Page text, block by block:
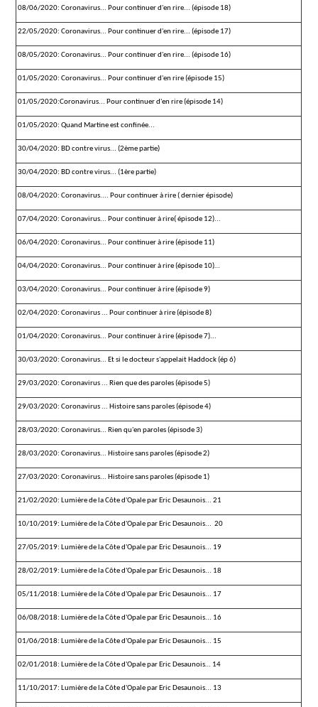
08/06/2020: Coronavirus... Pour continuer d'en rire... (épisode 18)
22/05/2020: Coronavirus... Pour continuer d'en rire... (épisode 17)
08/05/2020: Coronavirus... Pour continuer d'en rire... (épisode 16)
01/05/2020: Coronavirus... Pour continuer d'en rire (épisode 15)
01/05/2020:Coronavirus... Pour continuer d'en rire (épisode 14)
01/05/2020: Quand Martine est confinée...
30/04/2020: BD contre virus... (2ème partie)
30/04/2020: BD contre virus... (1ère partie)
08/04/2020: Coronavirus.... Pour continuer à rire ( dernier épisode)
07/04/2020: Coronavirus... Pour continuer à rire( épisode 12)...
06/04/2020: Coronavirus... Pour continuer à rire (épisode 11)
04/04/2020: Coronavirus... Pour continuer à rire (épisode 10)…
03/04/2020: Coronavirus... Pour continuer à rire (épisode 9)
02/04/2020: Coronavirus ... Pour continuer à rire (épisode 8)
01/04/2020: Coronavirus... Pour continuer à rire (épisode 7)...
30/03/2020: Coronavirus... Et si le docteur s'appelait Haddock (ép 6)
29/03/2020: Coronavirus ... Rien que des paroles (épisode 5)
29/03/2020: Coronavirus ... Histoire sans paroles (épisode 4)
28/03/2020: Coronavirus... Rien qu'en paroles (épisode 3)
28/03/2020: Coronavirus... Histoire sans paroles (épisode 2)
27/03/2020: Coronavirus... Histoire sans paroles (épisode 1)
21/02/2020: Lumière de la Côte d'Opale par Eric Desaunois... 21
10/10/2019: Lumière de la Côte d'Opale par Eric Desaunois... 20
27/05/2019: Lumière de la Côte d'Opale par Eric Desaunois... 19
28/02/2019: Lumière de la Côte d'Opale par Eric Desaunois... 18
05/11/2018: Lumière de la Côte d'Opale par Eric Desaunois... 17
06/08/2018: Lumière de la Côte d'Opale par Eric Desaunois... 16
01/06/2018: Lumière de la Côte d'Opale par Eric Desaunois... 15
02/01/2018: Lumière de la Côte d'Opale par Eric Desaunois… 14
11/10/2017: Lumière de la Côte d'Opale par Eric Desaunois... 13